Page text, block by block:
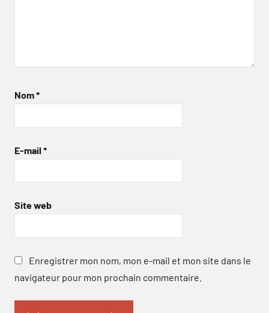
Nom*
E-mail *
Site web
Enregistrer mon nom, mon e-mail et mon site dans le
navigateur pour mon prochain commentaire.